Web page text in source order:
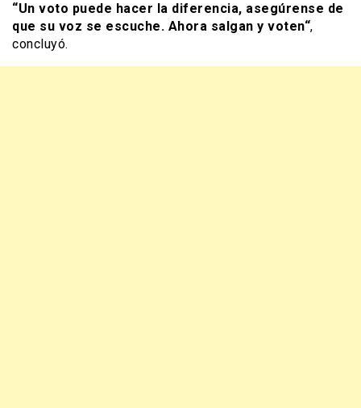
“Un voto puede hacer la diferencia, asegúrense de
que su voz se escuche. Ahora salgan y voten“,
concluyó.